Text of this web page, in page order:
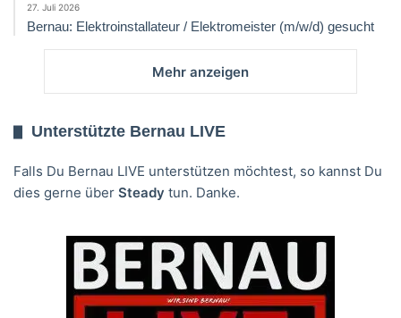
27. Juli 2026
Bernau: Elektroinstallateur / Elektromeister (m/w/d) gesucht
Mehr anzeigen
Unterstützte Bernau LIVE
Falls Du Bernau LIVE unterstützen möchtest, so kannst Du
dies gerne über Steady tun. Danke.